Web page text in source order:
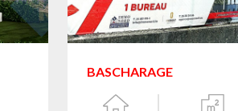
BASCHARAGE